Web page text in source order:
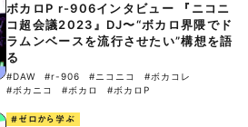
ボカロP r-906インタビュー 『ニコニ
コ超会議2023』DJ〜“ボカロ界隈でド
ラムンベースを流行させたい”構想を語
る
#DAW #r-906 #ニコニコ
#ボカコレ
#ボカニコ
#ボカロ #ボカロP
#ゼロから学ぶ